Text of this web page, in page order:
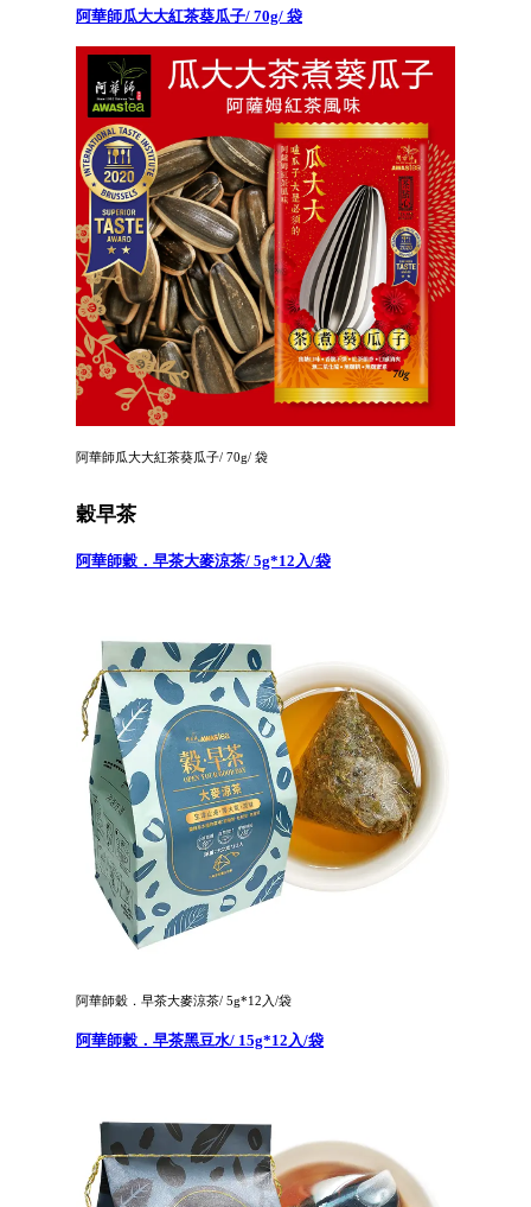
阿華師瓜大大紅茶葵瓜子/ 70g/ 袋
阿華師瓜大大紅茶葵瓜子/ 70g/ 袋
穀早茶
阿華師穀．早茶大麥涼茶/ 5g*12入/袋
阿華師穀．早茶大麥涼茶/ 5g*12入/袋
阿華師穀．早茶黑豆水/ 15g*12入/袋